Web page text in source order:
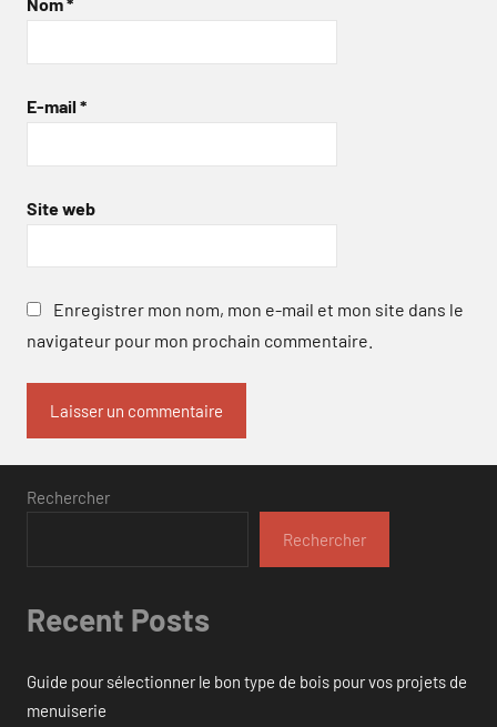
Nom*
E-mail *
Site web
Enregistrer mon nom, mon e-mail et mon site dans le
navigateur pour mon prochain commentaire.
Rechercher
Rechercher
Recent Posts
Guide pour sélectionner le bon type de bois pour vos projets de
menuiserie